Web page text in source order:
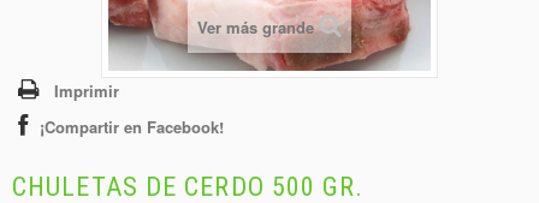
DROGUERÍA
PANADERÍA
Ver más grande
Imprimir
¡Compartir en Facebook!
CHULETAS DE CERDO 500 GR.